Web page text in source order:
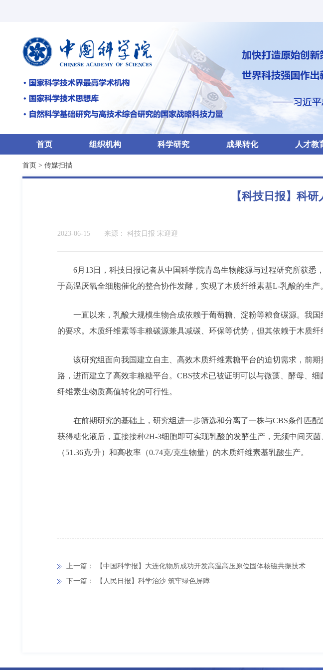
首页 组织机构 科学研究 成果转化 人才教
首页 > 传媒扫描
【科技日报】科
2023-06-15 来源： 科技日报 宋迎迎
6月13日，科技日报记者从中国科学院青岛生物能源与过程研究所获
于高温厌氧全细胞催化的整合协作发酵，实现了木质纤维素基L-乳酸的生
一直以来，乳酸大规模生物合成依赖于葡萄糖、淀粉等粮食碳源。我
的要求。木质纤维素等非粮碳源兼具减碳、环保等优势，但其依赖于木质纤
该研究组面向我国建立自主、高效木质纤维素糖平台的迫切需求，前
路，进而建立了高效非粮糖平台。CBS技术已被证明可以与微藻、酵母、
纤维素生物质高值转化的可行性。
在前期研究的基础上，研究组进一步筛选和分离了一株与CBS条件匹
获得糖化液后，直接接种2H-3细胞即可实现乳酸的发酵生产，无须中间灭
（51.36克/升）和高收率（0.74克/克生物量）的木质纤维素基乳酸生产。
上一篇：
【中国科学报】大连化物所成功开发高温高压原位固体核磁共振技术
下一篇：
【人民日报】科学治沙 筑牢绿色屏障